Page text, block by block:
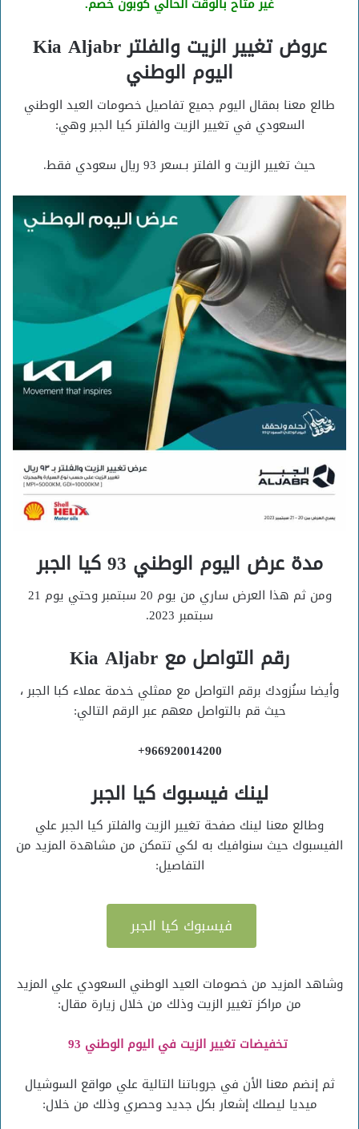
عروض تغيير الزيت والفلتر Kia Aljabr
اليوم الوطني
طالع معنا بمقال اليوم جميع تفاصيل خصومات العيد الوطني
السعودي في تغيير الزيت والفلتر كيا الجبر وهي:
حيث تغيير الزيت و الفلتر بـسعر 93 ريال سعودي فقط.
مدة عرض اليوم الوطني 93 كيا الجبر
ومن ثم هذا العرض ساري من يوم 20 سبتمبر وحتي يوم 21
سبتمبر 2023.
رقم التواصل مع Kia Aljabr
وأيضا سنُزودك برقم التواصل مع ممثلي خدمة عملاء كبا الجبر ،
حيث قم بالتواصل معهم عبر الرقم التالي:
966920014200+
لينك فيسبوك كيا الجبر
وطالع معنا لينك صفحة تغيير الزيت والفلتر كيا الجبر علي
الفيسبوك حيث سنوافيك به لكي تتمكن من مشاهدة المزيد من
التفاصيل:
فيسبوك كيا الجبر
وشاهد المزيد من خصومات العيد الوطني السعودي علي المزيد
من مراكز تغيير الزيت وذلك من خلال زيارة مقال:
تخفيضات تغيير الزيت في اليوم الوطني 93
ثم إنضم معنا الأن في جروباتنا التالية علي مواقع السوشيال
ميديا ليصلك إشعار بكل جديد وحصري وذلك من خلال: